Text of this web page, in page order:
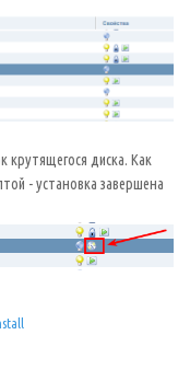
крутящегося диска. Как
- установка завершена